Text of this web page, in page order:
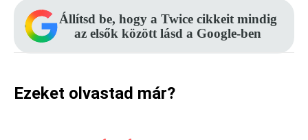
Állítsd be, hogy a Twice cikkeit mindig
az elsők között lásd a Google-ben
Ezeket olvastad már?